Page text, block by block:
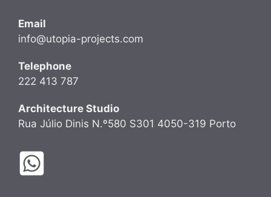
Email
info@utopia-projects.com
Telephone
222 413 787
Architecture Studio
Rua Júlio Dinis N.º580 S301 4050-319 Porto